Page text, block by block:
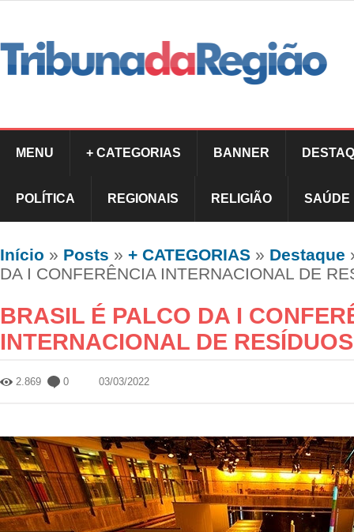
MENU + CATEGORIAS BANNER
POLÍTICA REGIONAIS RELIGIÃO SAÚDE
Início » Posts » + CATEGORIAS » Destaque
DA I CONFERÊNCIA INTERNACIONAL DE
BRASIL É PALCO DA I
INTERNACIONAL DE
2.869 0 03/03/2022